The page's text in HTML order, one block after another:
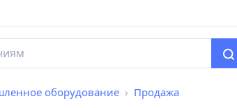
оборудование Продажа